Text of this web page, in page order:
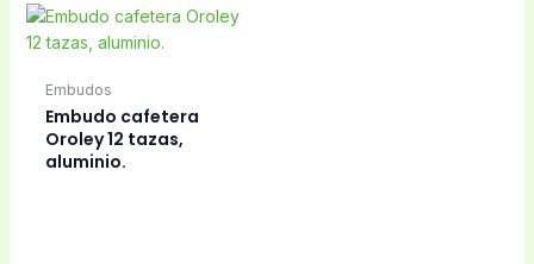
Embudos
Embudo cafetera
Oroley 12 tazas,
aluminio.